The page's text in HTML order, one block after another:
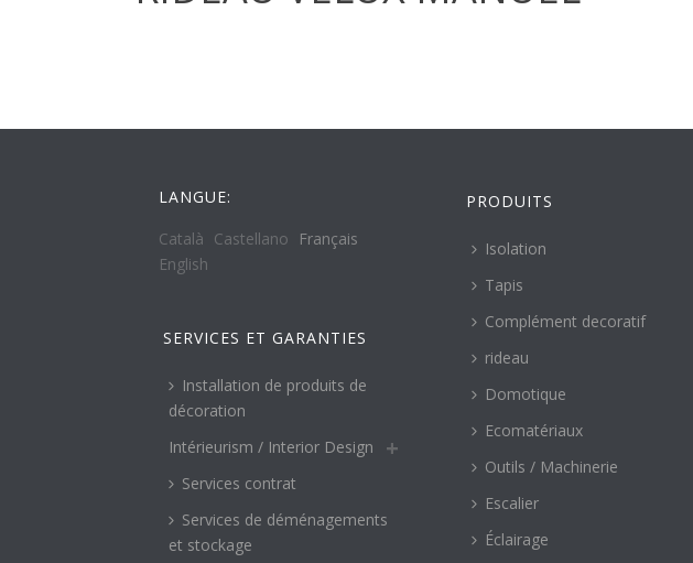
LANGUE:
Català Castellano
Français
English
SERVICES ET GARANTIES
Installation de produits de
décoration
Intérieurism / Interior Design
Services contrat
Services de déménagements
et stockage
PRODUITS
Isolation
Tapis
Complément decoratif
rideau
Domotique
Ecomatériaux
Outils / Machinerie
Escalier
Éclairage